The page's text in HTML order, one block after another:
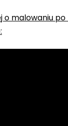
o malowaniu